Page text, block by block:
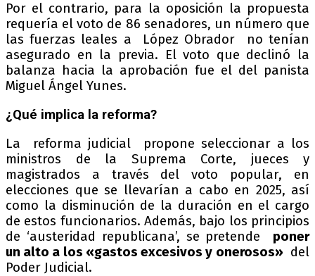
Por el contrario, para la oposición la propuesta
requería el voto de 86 senadores, un número que
las fuerzas leales a López Obrador no tenían
asegurado en la previa. El voto que declinó la
balanza hacia la aprobación fue el del panista
Miguel Ángel Yunes.
¿Qué implica la reforma?
La reforma judicial propone seleccionar a los
ministros de la Suprema Corte, jueces y
magistrados a través del voto popular, en
elecciones que se llevarían a cabo en 2025, así
como la disminución de la duración en el cargo
de estos funcionarios. Además, bajo los principios
de ‘austeridad republicana’, se pretende poner
un alto a los «gastos excesivos y onerosos» del
Poder Judicial.